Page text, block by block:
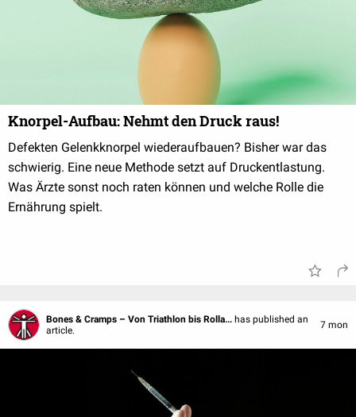
Knorpel-Aufbau: Nehmt den Druck raus!
Defekten Gelenkknorpel wiederaufbauen? Bisher war das
schwierig. Eine neue Methode setzt auf Druckentlastung.
Was Ärzte sonst noch raten können und welche Rolle die
Ernährung spielt.
Bones & Cramps – Von Triathlon bis Rolla... has published an
article.
7 mon